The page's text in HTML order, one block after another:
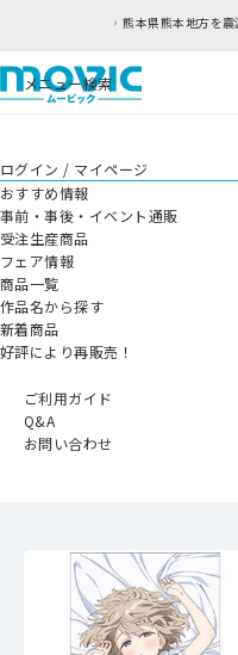
熊本県熊本地方を
メニュー検索
ログイン / マイページ
おすすめ情報
事前・事後・イベント通販
受注生産商品
フェア情報
商品一覧
作品名から探す
新着商品
好評により再販売！
ご利用ガイド
Q&A
お問い合わせ